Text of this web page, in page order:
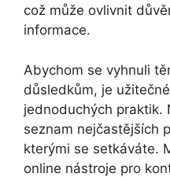
což může ovlivnit
informace.
Abychom se vyhnuli
důsledkům, je
jednoduchých praktik.
seznam nejčastějších
kterými se setkáváte.
online nástroje pro